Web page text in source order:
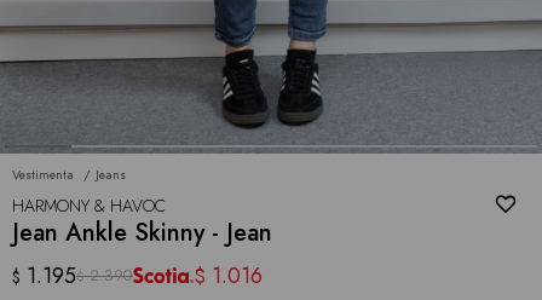
Vestimenta Jeans
HARMONY & HAVOC
Jean Ankle Skinny - Jean
$ 1.195$ 2.390 $ 1.016